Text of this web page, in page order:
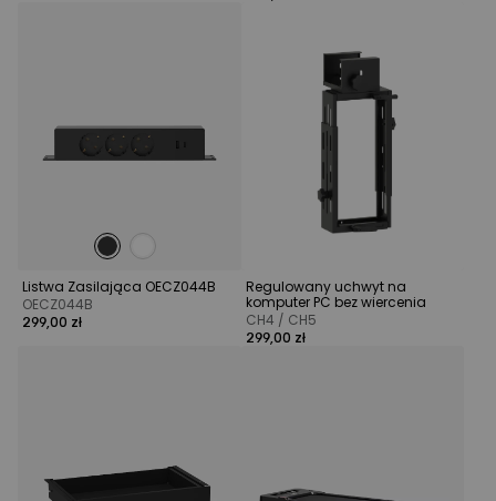
Listwa Zasilająca OECZ044B
OECZ044B
299,00 zł
Regulowany uchwyt na
komputer PC bez wiercenia
CH4 / CH5
299,00 zł